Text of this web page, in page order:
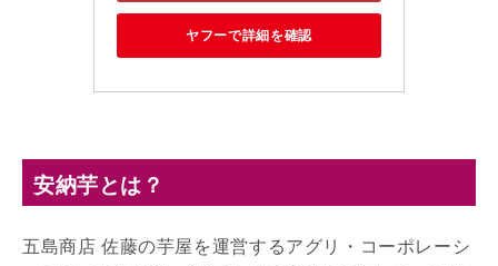
ヤフーで詳細を確認
安納芋とは？
五島商店 佐藤の芋屋を運営するアグリ・コーポレーシ